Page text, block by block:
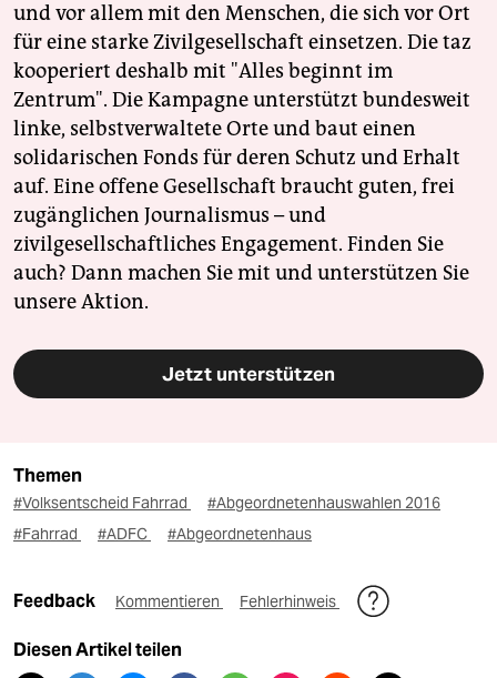
und vor allem mit den Menschen, die sich vor Ort
für eine starke Zivilgesellschaft einsetzen. Die taz
kooperiert deshalb mit "Alles beginnt im
Zentrum". Die Kampagne unterstützt bundesweit
linke, selbstverwaltete Orte und baut einen
solidarischen Fonds für deren Schutz und Erhalt
auf. Eine offene Gesellschaft braucht guten, frei
zugänglichen Journalismus – und
zivilgesellschaftliches Engagement. Finden Sie
auch? Dann machen Sie mit und unterstützen Sie
unsere Aktion.
Jetzt unterstützen
Themen
#Volksentscheid Fahrrad
#Abgeordnetenhauswahlen 2016
#Fahrrad
#ADFC #Abgeordnetenhaus
Feedback Kommentieren Fehlerhinweis
Diesen Artikel teilen